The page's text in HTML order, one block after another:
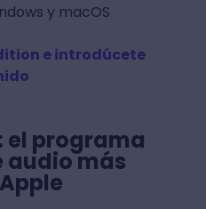
y macOS
e introdúcete
el programa
audio más